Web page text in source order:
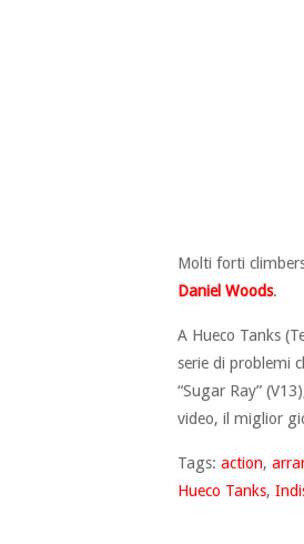
Molti forti
Daniel Woods.
A Hueco Tanks
serie di problemi
“Sugar Ray”
video, il miglior
Tags: action,
Hueco Tanks,